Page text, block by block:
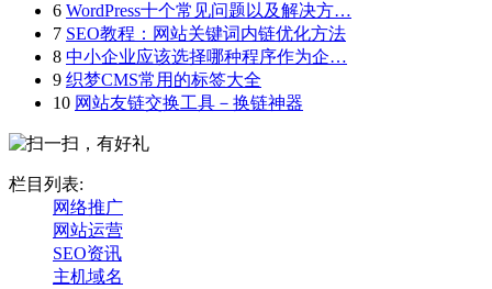
6 WordPress十个常见问题以及解决方…
7 SEO教程：网站关键词内链优化方法
8 中小企业应该选择哪种程序作为企…
9 织梦CMS常用的标签大全
10 网站友链交换工具－换链神器
栏目列表:
网络推广
网站运营
SEO资讯
主机域名